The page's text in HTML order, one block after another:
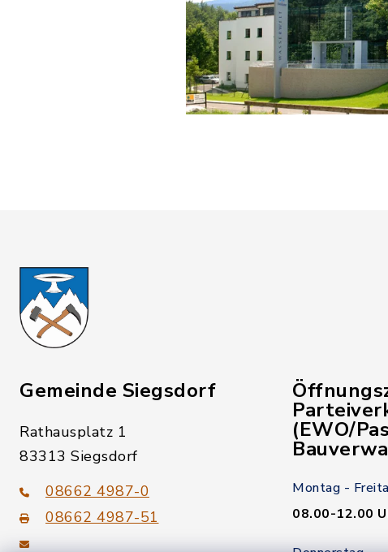
Gemeinde Siegsdorf
Rathausplatz 1
83313 Siegsdorf
08662 4987-0
08662 4987-51
(EWO/
Montag -
08.00-12.00